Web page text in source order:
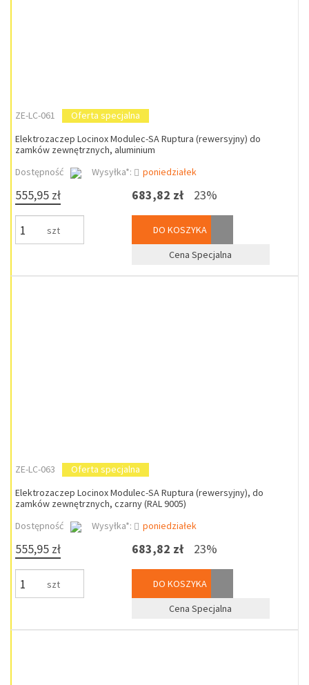
ZE-LC-061
Oferta specjalna
Elektrozaczep Locinox Modulec-SA Ruptura (rewersyjny) do
zamków zewnętrznych, aluminium
Dostępność
Wysyłka*: poniedziałek
555,95 zł
szt
683,82 zł 23%
DO KOSZYKA
Cena Specjalna
ZE-LC-063
Oferta specjalna
Elektrozaczep Locinox Modulec-SA Ruptura (rewersyjny), do
zamków zewnętrznych, czarny (RAL 9005)
Dostępność
Wysyłka*: poniedziałek
555,95 zł
szt
683,82 zł 23%
DO KOSZYKA
Cena Specjalna